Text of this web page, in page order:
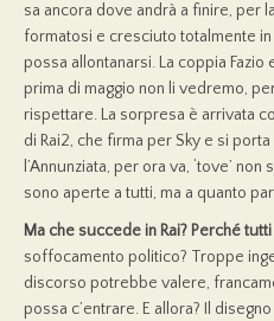
sa ancora dove andrà a finire, per
formatosi e cresciuto totalmente
possa allontanarsi. La coppia Fazio
prima di maggio non li vedremo,
rispettare. La sorpresa è arrivata
di Rai2, che firma per Sky e si porta
l’Annunziata, per ora va, ‘tove’
sono aperte a tutti, ma a quanto
Ma che succede in Rai? Perché
soffocamento politico? Troppe
discorso potrebbe valere,
possa c’entrare. E allora? Il